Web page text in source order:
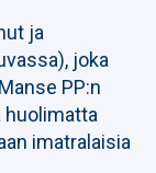
ja
joka
PP:n
huolimatta
imatralaisia